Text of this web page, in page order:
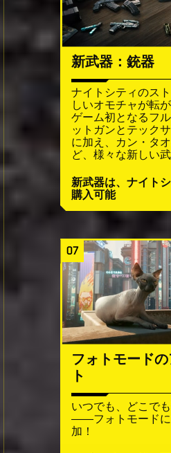
新武器：銃器
ナイトシティのス
しいオモチャが転
ゲーム初となるフ
ットガンとテック
に加え、カン・タ
ど、様々な新しい
新武器は、ナイト
購入可能
07
フォトモード
ト
いつでも、どこで
――フォトモードに
加！